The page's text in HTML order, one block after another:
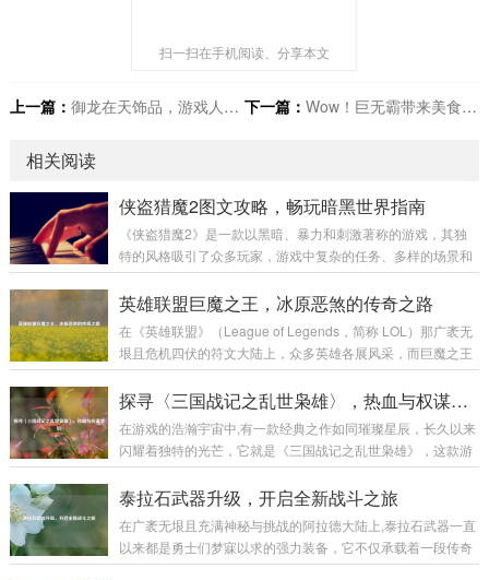
扫一扫在手机阅读、分享本文
上一篇： 御龙在天饰品，游戏人生的璀璨点缀 下一篇： Wow！巨无霸带来美食界震撼体验
相关阅读
侠盗猎魔2图文攻略，畅玩暗黑世界指南
《侠盗猎魔2》是一款以黑暗、暴力和刺激著称的游戏，其独
特的风格吸引了众多玩家，游戏中复杂的任务、多样的场景和
富有挑战性的战斗让不少玩家感到困惑，本文将为大家带来一
份详细的图文攻略，助力玩家顺利通关,深入体验这款游戏的魅
力。 游戏初始准备 在开始游戏前，需要对游戏的基本操作有一
定了解。《侠盗猎魔2》的操作较为丰富，包括移动、攻击、
潜行等多个方面。 移动操作：使用键盘的方向键或者W、A、
度会有不同的效果，比如快速奔...
英雄联盟巨魔之王，冰原恶煞的传奇之路
在《英雄联盟》（League of Legends，简称 LOL）那广袤无
垠且危机四伏的符文大陆上，众多英雄各展风采，而巨魔之王
特朗德尔宛如冰原上的一座巍峨巨峰，散发着令人胆寒的气息,
书写着属于自己的独特传奇。 巨魔之王特朗德尔出生于弗雷尔
卓德那片终年被冰雪覆盖的土地，这片严酷的环境塑造了他坚
韧不拔且凶狠残暴的性格，弗雷尔卓德的冰原上，部落林立，
为了争夺有限的资源，各个部落之间时常爆发激烈的冲突，特
胁让他们的生存岌岌可危...
探寻〈三国战记之乱世枭雄〉，热血与权谋交织
在游戏的浩瀚宇宙中,有一款经典之作如同璀璨星辰，长久以来
闪耀着独特的光芒，它就是《三国战记之乱世枭雄》，这款游
戏以其丰富的玩法、精彩的剧情和深入人心的角色设定，带领
玩家穿越回那个群雄逐鹿、战火纷飞的三国乱世。 《三国战记
之乱世枭雄》以东汉末年的三国时期为宏大背景，这个时期，
汉室衰微，天下大乱，各路诸侯纷纷崛起，形成了一个个强大
的军事集团，游戏巧妙地将历史上的重大事件和著名战役融入
泰拉石武器升级，开启全新战斗之旅
在广袤无垠且充满神秘与挑战的阿拉德大陆上,泰拉石武器一直
以来都是勇士们梦寐以求的强力装备，它不仅承载着一段传奇
的历史，更以其独特的属性和强大的威力，在无数次惊心动魄